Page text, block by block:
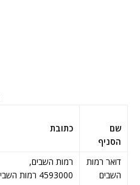
שם
הסניף
כתובת
דואר רמות
השבים
רמות השבים,
4593000 רמות השבים